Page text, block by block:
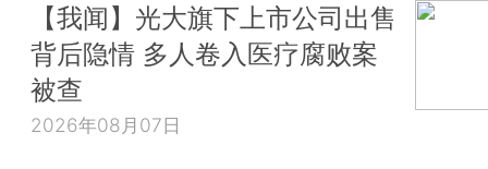
【我闻】光大旗下上市公司出售
背后隐情 多人卷入医疗腐败案
被查
2026年08月07日